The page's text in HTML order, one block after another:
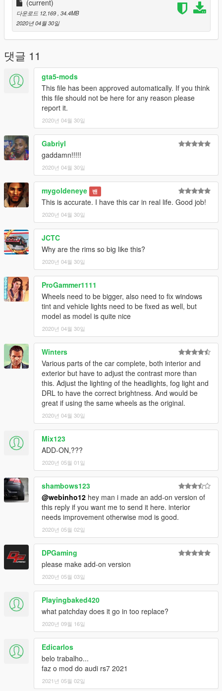
link original de download!
Peço com muita educação que respeite o trabalho dos outros.
********************BRAZIL********************
(current)
다운로드 12,169 , 34.4MB
2020년 04월 30일
댓글 11
gta5-mods
This file has been approved automatically. If you think
this file should not be here for any reason please
report it.
2020년 04월 30일
Gabriyl
gaddamn!!!!!
2020년 04월 30일
mygoldeneye 밴
This is accurate. I have this car in real life. Good job!
2020년 04월 30일
JCTC
Why are the rims so big like this?
2020년 04월 30일
ProGammer1111
Wheels need to be bigger, also need to fix windows
tint and vehicle lights need to be fixed as well, but
model as model is quite nice
2020년 04월 30일
Winters
Various parts of the car complete, both interior and
exterior but have to adjust the contrast more than
this. Adjust the lighting of the headlights, fog light and
DRL to have the correct brightness. And would be
great if using the same wheels as the original.
2020년 04월 30일
Mix123
ADD-ON,???
2020년 05월 01일
shambows123
@webinho12 hey man i made an add-on version of
this reply if you want me to send it here. interior
needs improvement otherwise mod is good.
2020년 05월 02일
DPGaming
please make add-on version
2020년 05월 03일
Playingbaked420
what patchday does it go in too replace?
2020년 09월 16일
Edicarlos
belo trabalho...
faz o mod do audi rs7 2021
2021년 05월 02일